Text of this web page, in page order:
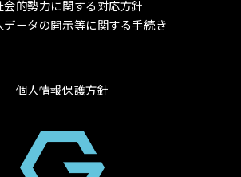
会的勢力に関する対応方針
データの開示等に関する手続き
個人情報保護方針